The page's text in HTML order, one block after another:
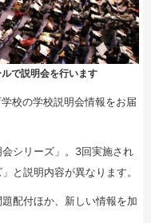
で説明会を行います
校の学校説明会情報をお届
シリーズ」。3回実施され
と説明内容が異なります。
配付ほか、新しい情報を加